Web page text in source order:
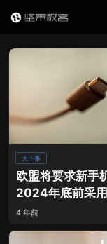
天下事
欧盟将要求新手
2024年底前采
C！
4 年前